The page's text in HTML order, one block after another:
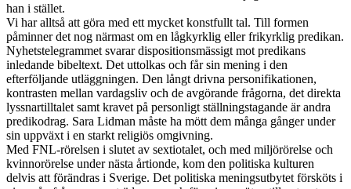
han i stället.
Vi har alltså att göra med ett mycket konstfullt tal. Till formen
påminner det nog närmast om en lågkyrklig eller frikyrklig predikan.
Nyhetstelegrammet svarar dispositionsmässigt mot predikans
inledande bibeltext. Det uttolkas och får sin mening i den
efterföljande utläggningen. Den långt drivna personifikationen,
kontrasten mellan vardagsliv och de avgörande frågorna, det direkta
lyssnartilltalet samt kravet på personligt ställningstagande är andra
predikodrag. Sara Lidman måste ha mött dem många gånger under
sin uppväxt i en starkt religiös omgivning.
Med FNL-rörelsen i slutet av sextiotalet, och med miljörörelse och
kvinnorörelse under nästa årtionde, kom den politiska kulturen
delvis att förändras i Sverige. Det politiska meningsutbytet försköts i